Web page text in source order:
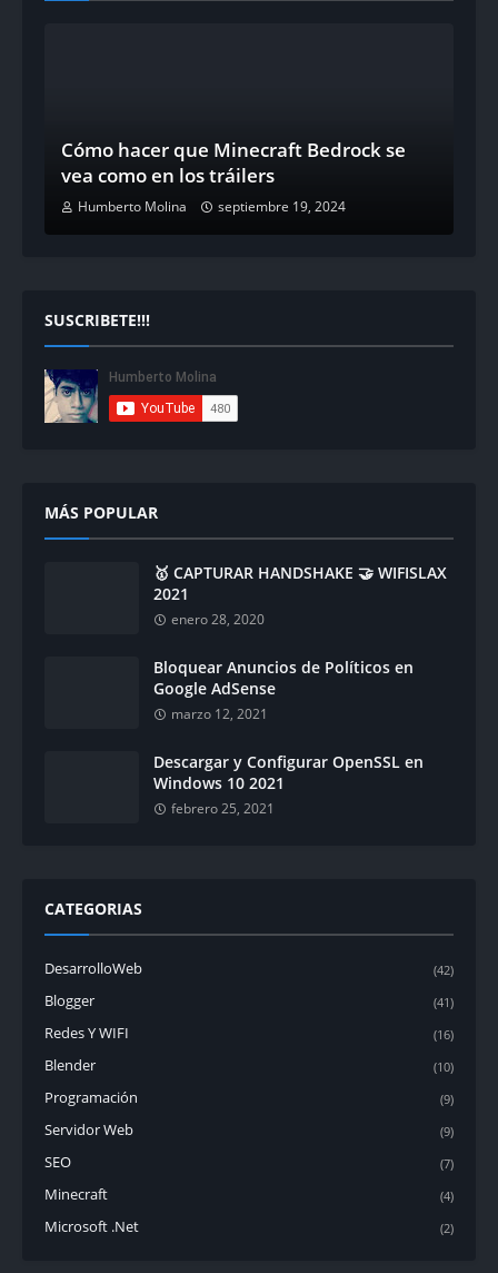
Cómo hacer que Minecraft Bedrock se
vea como en los tráilers
Humberto Molina septiembre 19, 2024
SUSCRIBETE!!!
MÁS POPULAR
🥇 CAPTURAR HANDSHAKE 🤝 WIFISLAX
2021
enero 28, 2020
Bloquear Anuncios de Políticos en
Google AdSense
marzo 12, 2021
Descargar y Configurar OpenSSL en
Windows 10 2021
febrero 25, 2021
CATEGORIAS
DesarrolloWeb (42)
Blogger (41)
Redes Y WIFI (16)
Blender (10)
Programación (9)
Servidor Web (9)
SEO (7)
Minecraft (4)
Microsoft .Net (2)